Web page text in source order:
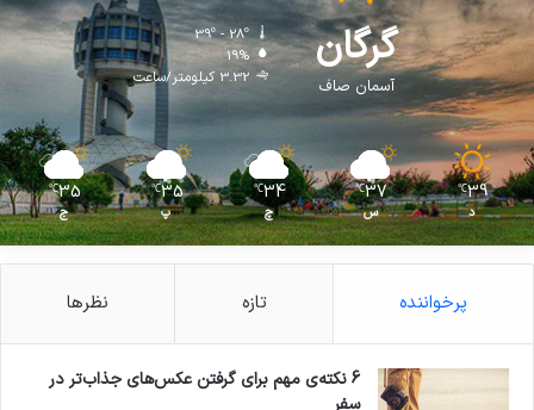
گرگان
آسمان صاف
39º - 28º
19%
3.32 کیلومتر/ساعت
39
℃
د
37
℃
س
34
℃
چ
35
℃
پ
35
℃
ج
پرخواننده تازه نظرها
6 نکته‌ی مهم برای گرفتن عکس‌های جذاب‌تر در
سفر